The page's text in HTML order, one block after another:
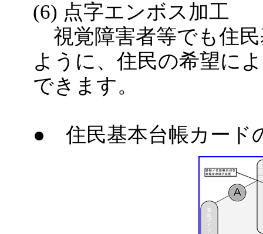
(6) 点字エンボス加工
視覚障害者等でも住
ように、住民の希望に
できます。
● 住民基本台帳カード